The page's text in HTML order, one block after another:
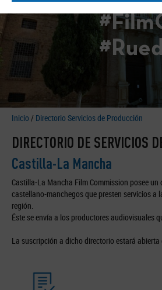
Inicio / Directorio Servicios de Producción
DIRECTORIO DE SERVICIOS
Castilla-La Mancha
Castilla-La Mancha Film Commission posee
castellano-manchegos que presten servicios a
región.
Éste se envía a los productores audiovisuales
La suscripción a dicho directorio estará